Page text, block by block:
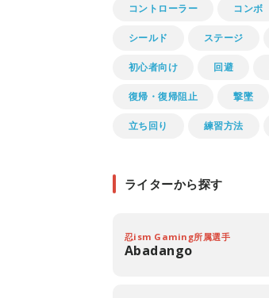
コントローラー コンボ
シールド ステージ
初心者向け 回避
復帰・復帰阻止 撃墜
立ち回り 練習方法
ライターから探す
忍ism Gaming所属選手
Abadango